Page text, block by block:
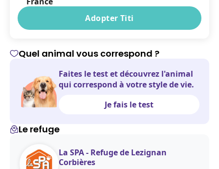
Adopter Titi
Quel animal vous correspond ?
Faites le test et découvrez l'animal
qui correspond à votre style de vie.
Je fais le test
Le refuge
La SPA - Refuge de Lezignan
Corbières